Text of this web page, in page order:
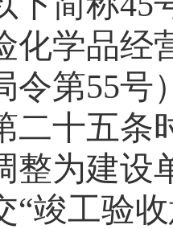
化学品
令第55号
二十五条
整为建设
“竣工验